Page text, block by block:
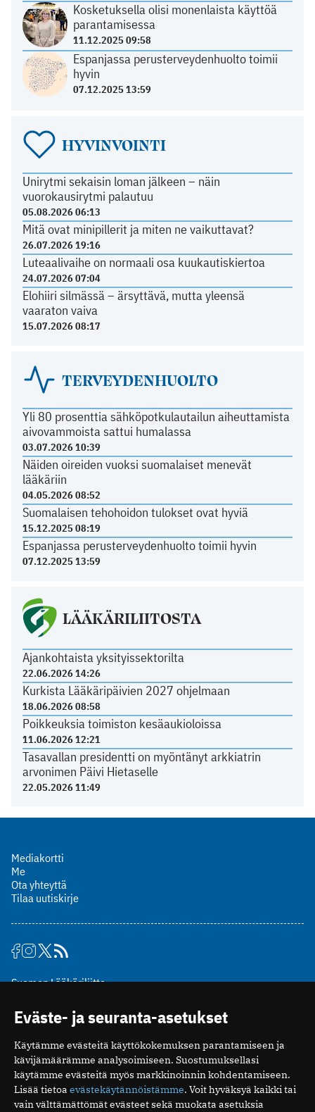
Kosketuksella olisi monenlaista käyttöä
parantamisessa
11.12.2025 09:58
Espanjassa perusterveydenhuolto toimii
hyvin
07.12.2025 13:59
HYVINVOINTI
Unirytmi sekaisin loman jälkeen – näin
vuorokausirytmi palautuu
05.08.2026 06:13
Mitä ovat minipillerit ja miten ne vaikuttavat?
26.07.2026 19:16
Luteaalivaihe on normaali osa kuukautiskiertoa
24.07.2026 07:04
Elohiiri silmässä – ärsyttävä, mutta yleensä
vaaraton vaiva
15.07.2026 08:17
TERVEYDENHUOLTO
Yli 80 prosenttia sähköpotkulautailun aiheuttamista
aivovammoista sattui humalassa
03.07.2026 10:39
Näiden oireiden vuoksi suomalaiset menevät
lääkäriin
04.05.2026 08:52
Suomalaisen tehohoidon tulokset ovat hyviä
15.12.2025 08:19
Espanjassa perusterveydenhuolto toimii hyvin
07.12.2025 13:59
LÄÄKÄRILIITOSTA
Ajankohtaista yksityissektorilta
22.06.2026 14:26
Kurkista Lääkäripäivien 2027 ohjelmaan
18.06.2026 08:58
Poikkeuksia toimiston kesäaukioloissa
11.06.2026 12:21
Tasavallan presidentti on myöntänyt arkkiatrin
arvonimen Päivi Hietaselle
22.05.2026 11:49
Mediakortti
Me
Ota yhteyttä
Tilaa uutiskirje
Suomen Lääkäriliitto
00510 Helsinki
puh. (09) 393 091
toimitus@potilaanlaakarilehti.fi
ISSN 2323-9476
Eväste- ja seuranta-asetukset
Käytämme evästeitä käyttökokemuksen parantamiseen ja
kävijämäärämme analysoimiseen. Suostumuksellasi
käytämme evästeitä myös markkinoinnin kohdentamiseen.
Lisää tietoa evästekäytännöistämme. Voit hyväksyä kaikki tai
vain välttämättömät evästeet sekä muokata asetuksia